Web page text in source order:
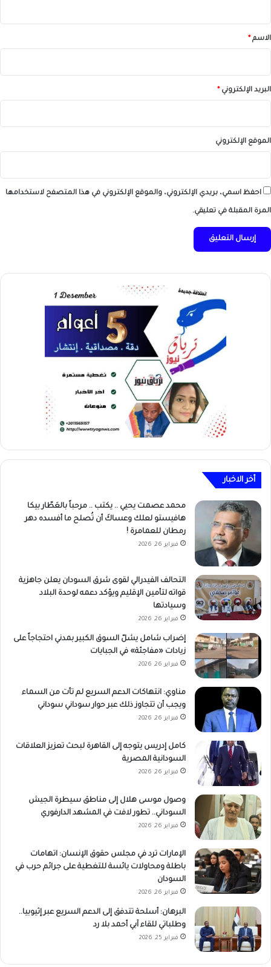
*الاسم*
البريد الإلكتروني*
الموقع الإلكتروني
احفظ اسمي، بريدي الإلكتروني، والموقع الإلكتروني في هذا المتصفح لاستخدامها
المرة المقبلة في تعليقي.
أخر الاخبار
محمد عصمت يحيي .. يكتب .. مرحباً بالعَطّار بيكا
هافيستو لعلك وعساكَ أن تُصلح ما أفسده دهر
رمطان للعمامرة !
فبراير 26, 2026
التحالف الفيدرالي لقوى شرق السودان يعلن جاهزية
قواته لتأمين الإقليم ويؤكد دعمه لوحدة البلاد
وسيادتها
فبراير 26, 2026
إضراب شامل يشلّ السوق الكبير بمدني احتجاجاً على
زيادات «مفاجئة» في الجبايات
فبراير 26, 2026
مناوي: انتهاكات الدعم السريع لم تأت من السماء
ويجب أن تتجاوز ذلك عبر حوار سوداني سوداني
فبراير 26, 2026
كامل إدريس يتوجه إلى القاهرة لبحث تعزيز العلاقات
السودانية المصرية
فبراير 26, 2026
وصول موسى هلال إلى مناطق سيطرة الجيش
السوداني.. تطور لافت في المشهد الدارفوري
فبراير 26, 2026
الإمارات ترد في مجلس حقوق الإنسان: اتهامات
باطلة ومحاولات يائسة للتغطية على جرائم حرب في
السودان
فبراير 26, 2026
البرهان: أسلحة تتدفق إلى الدعم السريع عبر إثيوبيا..
وطلباتي للقاء آبي أحمد بلا رد
فبراير 25, 2026